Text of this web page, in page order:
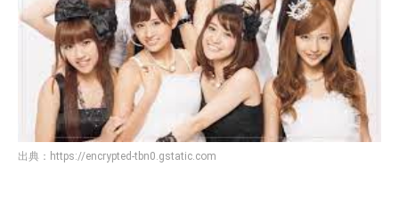
出典： https://encrypted-tbn0.gstatic.com